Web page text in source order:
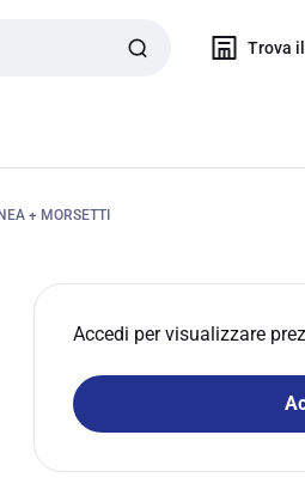
Trova
+ MORSETTI
Accedi per visualizzare